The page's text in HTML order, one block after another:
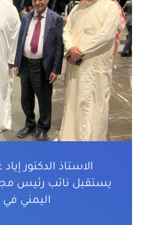
الاستاذ الدكتور
يستقبل نائب رئيس
اليمني في